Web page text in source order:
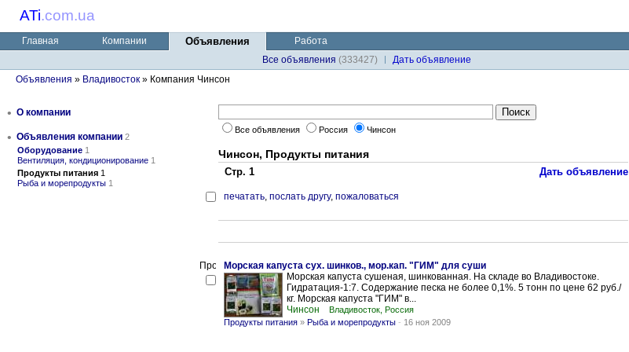
ATi.com.ua
Главная Компании Объявления
Работа
Все объявления (333427)
Дaть объявление
Объявления » Владивосток » Компания Чинсон
• О компании
• Объявления компании 2
Оборудование 1
Вентиляция, кондиционирование 1
Продукты питания 1
Рыба и морепродукты 1
Все объявления Россия Чинсон
Чинсон, Продукты питания
Стр. 1 Дать объявление
печатать, послать другу, пожаловаться
Морская капуста сух. шинков., мор.кап. "ГИМ" для суши
Морская капуста сушеная, шинкованная. На складе во Владивостоке.
Гидратация-1:7. Содержание песка не более 0,1%. 5 тонн по цене 62 руб./
кг. Морская капуста "ГИМ" в...
Чинсон
Владивосток, Россия
Продукты питания » Рыба и морепродукты - 16 ноя 2009